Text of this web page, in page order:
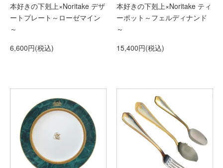
本好きの下剋上×Noritake デザ
ートプレート～ローゼマイン
～
6,600円(税込)
本好きの下剋上×Noritake ティ
ーポット～フェルディナンド
～
15,400円(税込)